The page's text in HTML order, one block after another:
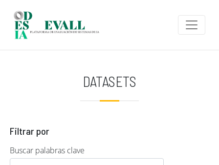
DATASETS
Filtrar por
Buscar palabras clave